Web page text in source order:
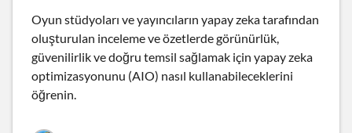
Oyun stüdyoları ve yayıncıların yapay zeka tarafından
oluşturulan inceleme ve özetlerde görünürlük,
güvenilirlik ve doğru temsil sağlamak için yapay zeka
optimizasyonunu (AIO) nasıl kullanabileceklerini
öğrenin.